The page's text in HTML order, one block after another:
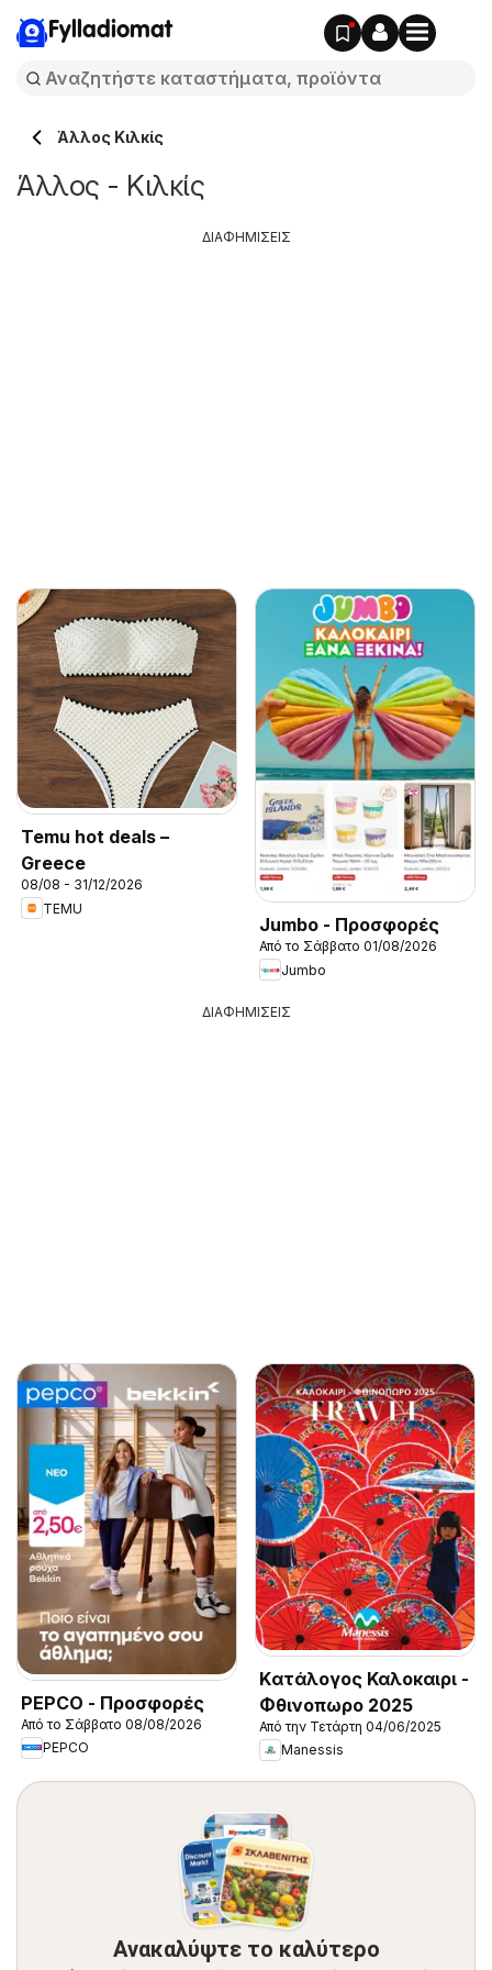
Fylladiomat
Άλλος Κιλκίς
Άλλος - Κιλκίς
Temu hot deals –
Greece
08/08 - 31/12/2026
TEMU
Jumbo - Προσφορές
Από το Σάββατο 01/08/2026
Jumbo
ΔΙΑΦΗΜΙΣΕΙΣ
ΔΙΑΦΗΜΙΣΕΙΣ
PEPCO - Προσφορές
Από το Σάββατο 08/08/2026
PEPCO
Kατάλογος Καλοκαιρι -
Φθινοπωρο 2025
Από την Τετάρτη 04/06/2025
Manessis
Ανακαλύψτε το καλύτερο